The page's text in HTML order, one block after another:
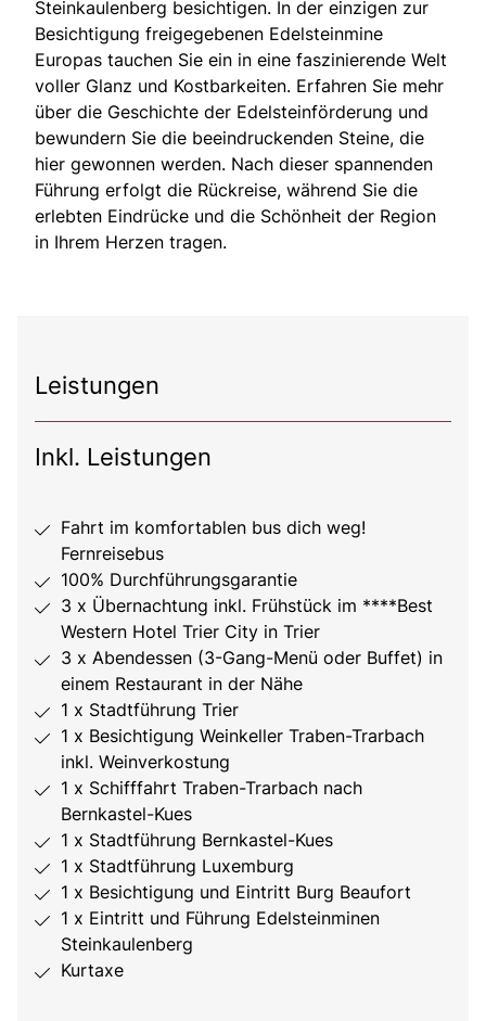
Steinkaulenberg besichtigen. In der einzigen zur
Besichtigung freigegebenen Edelsteinmine
Europas tauchen Sie ein in eine faszinierende Welt
voller Glanz und Kostbarkeiten. Erfahren Sie mehr
über die Geschichte der Edelsteinförderung und
bewundern Sie die beeindruckenden Steine, die
hier gewonnen werden. Nach dieser spannenden
Führung erfolgt die Rückreise, während Sie die
erlebten Eindrücke und die Schönheit der Region
in Ihrem Herzen tragen.
Leistungen
Inkl. Leistungen
Fahrt im komfortablen bus dich weg!
Fernreisebus
100% Durchführungsgarantie
3 x Übernachtung inkl. Frühstück im ****Best
Western Hotel Trier City in Trier
3 x Abendessen (3-Gang-Menü oder Buffet) in
einem Restaurant in der Nähe
1 x Stadtführung Trier
1 x Besichtigung Weinkeller Traben-Trarbach
inkl. Weinverkostung
1 x Schifffahrt Traben-Trarbach nach
Bernkastel-Kues
1 x Stadtführung Bernkastel-Kues
1 x Stadtführung Luxemburg
1 x Besichtigung und Eintritt Burg Beaufort
1 x Eintritt und Führung Edelsteinminen
Steinkaulenberg
Kurtaxe